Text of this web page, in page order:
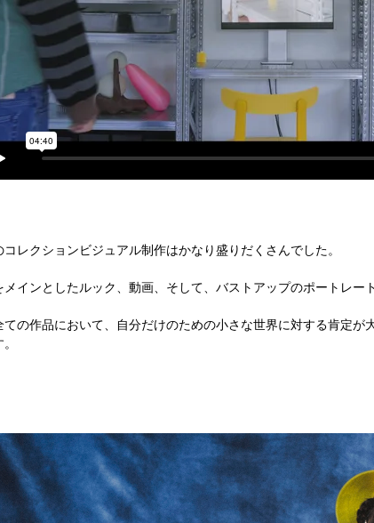
コレクションビジュアル制作はかなり盛りだくさんでした。
メインとしたルック、動画、そして、バストアップのポートレート
ての作品において、自分だけのための小さな世界に対する肯定が